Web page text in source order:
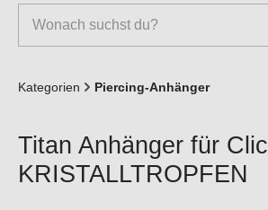
Kategorien Piercing-Anhänger
Titan Anhänger für
KRISTALLTROPFEN